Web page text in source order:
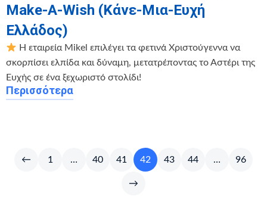
Make-A-Wish (Κάνε-Μια-Ευχή
Ελλάδος)
Η εταιρεία Mikel επιλέγει τα φετινά Χριστούγεννα να
σκορπίσει ελπίδα και δύναμη, μετατρέποντας το Αστέρι της
Ευχής σε ένα ξεχωριστό στολίδι!
Περισσότερα
← 1 … 40 41 42 43 44 … 96
→